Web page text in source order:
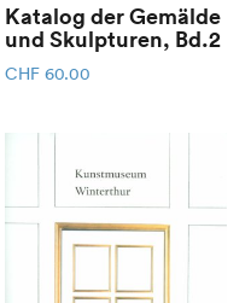
Katalog der Gemälde
und Skulpturen, Bd.2
CHF 60.00